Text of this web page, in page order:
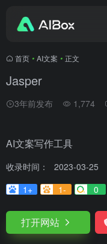
首页 • AI文案 • 正文
Jasper
3年前发布 1,774
AI文案写作工具
收录时间：
2023-03-25
1+
1- 0
打开网站